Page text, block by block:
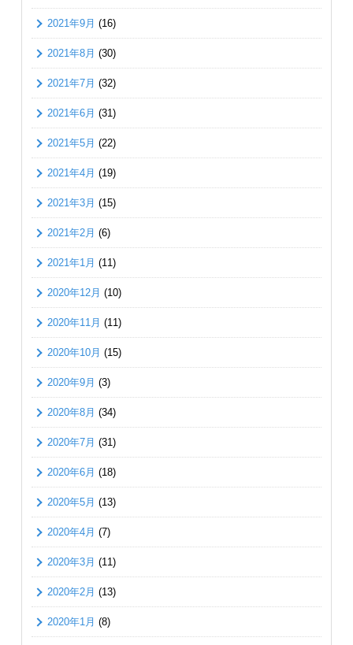
2021年9月 (16)
2021年8月 (30)
2021年7月 (32)
2021年6月 (31)
2021年5月 (22)
2021年4月 (19)
2021年3月 (15)
2021年2月 (6)
2021年1月 (11)
2020年12月 (10)
2020年11月 (11)
2020年10月 (15)
2020年9月 (3)
2020年8月 (34)
2020年7月 (31)
2020年6月 (18)
2020年5月 (13)
2020年4月 (7)
2020年3月 (11)
2020年2月 (13)
2020年1月 (8)